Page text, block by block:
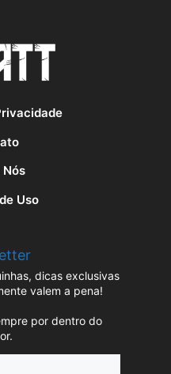
Nós
Uso
dicas exclusivas
valem a pena!
por dentro do